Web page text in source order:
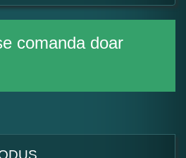
comanda doar